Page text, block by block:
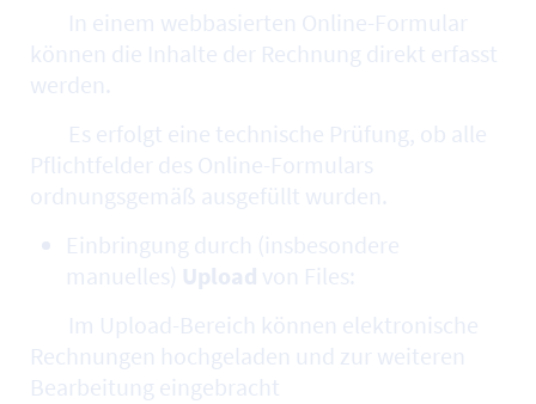
In einem webbasierten Online-Formular
können die Inhalte der Rechnung direkt erfasst
werden.
Es erfolgt eine technische Prüfung, ob alle
Pflichtfelder des Online-Formulars
ordnungsgemäß ausgefüllt wurden.
Einbringung durch (insbesondere
manuelles) Upload von Files:
Im Upload-Bereich können elektronische
Rechnungen hochgeladen und zur weiteren
Bearbeitung eingebracht